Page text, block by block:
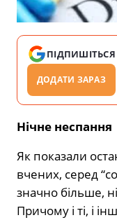
ПІДПИШІТЬСЯ
ДОДАТИ ЗАРАЗ
Нічне неспання
Як показали
вчених, серед
значно більше,
Причому і ті, і